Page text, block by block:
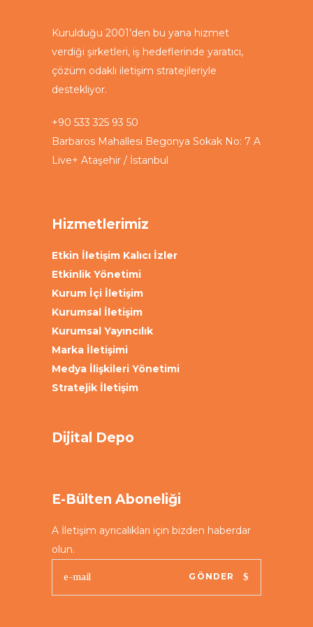
Kurulduğu 2001’den bu yana hizmet
verdiği şirketleri, iş hedeflerinde yaratıcı,
çözüm odaklı iletişim stratejileriyle
destekliyor.
+90 533 325 93 50
Barbaros Mahallesi Begonya Sokak No: 7 A
Live+ Ataşehir / İstanbul
Hizmetlerimiz
Etkin İletişim Kalıcı İzler
Etkinlik Yönetimi
Kurum İçi İletişim
Kurumsal İletişim
Kurumsal Yayıncılık
Marka İletişimi
Medya İlişkileri Yönetimi
Stratejik İletişim
Dijital Depo
E-Bülten Aboneliği
A İletişim ayrıcalıkları için bizden haberdar
olun.
GÖNDER